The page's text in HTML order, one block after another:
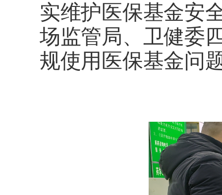
实维护医保基金安
场监管局、卫健委
规使用医保基金问